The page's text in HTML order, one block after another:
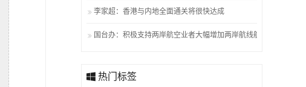
李家超：香港与内地全面通关将很快达成
国台办：积极支持两岸航空业者大幅增加两岸航线航班
热门标签